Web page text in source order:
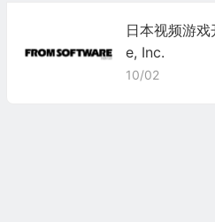
日本视频游
e, Inc.
10/02